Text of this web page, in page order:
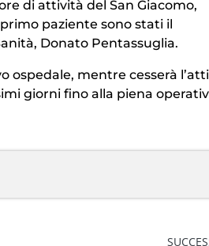
di attività del San Giacomo,
paziente sono stati il
Donato Pentassuglia.
ospedale, mentre cesserà
giorni fino alla piena